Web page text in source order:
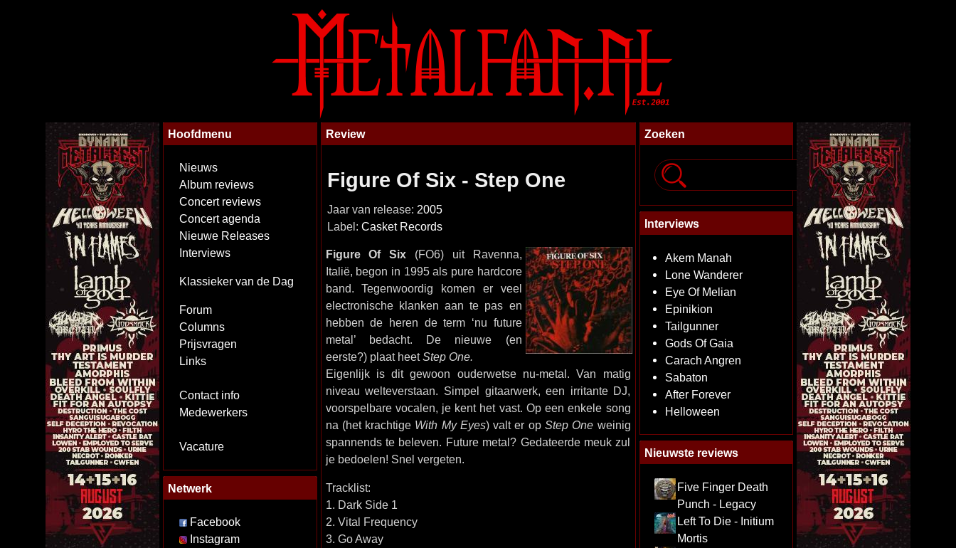
Hoofdmenu
Nieuws
Album reviews
Concert reviews
Concert agenda
Nieuwe Releases
Interviews
Klassieker van de Dag
Forum
Columns
Prijsvragen
Links
Contact info
Medewerkers
Vacature
Netwerk
Facebook
Instagram
Review
Figure Of Six - Step One
Jaar van release: 2005
Label: Casket Records
Figure Of Six (FO6) uit Ravenna,
Italië, begon in 1995 als pure hardcore
band. Tegenwoordig komen er veel
electronische klanken aan te pas en
hebben de heren de term ‘nu future
metal’ bedacht. De nieuwe (en
eerste?) plaat heetStep One.
Eigenlijk is dit gewoon ouderwetse nu-metal. Van matig
niveau welteverstaan. Simpel gitaarwerk, een irritante DJ,
voorspelbare vocalen, je kent het vast. Op een enkele song
na (het krachtige With My Eyes) valt er op Step One weinig
spannends te beleven. Future metal? Gedateerde meuk zul
je bedoelen! Snel vergeten.
Tracklist:
1. Dark Side 1
2. Vital Frequency
3. Go Away
Zoeken
Interviews
Akem Manah
Lone Wanderer
Eye Of Melian
Epinikion
Tailgunner
Gods Of Gaia
Carach Angren
Sabaton
After Forever
Helloween
Nieuwste reviews
Five Finger Death
Punch - Legacy
Left To Die - Initium
Mortis